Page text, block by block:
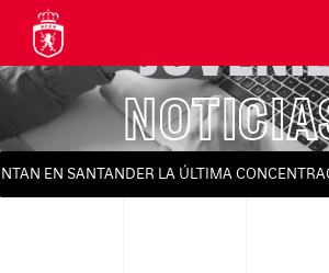
EN SANTANDER LA ÚLTIMA